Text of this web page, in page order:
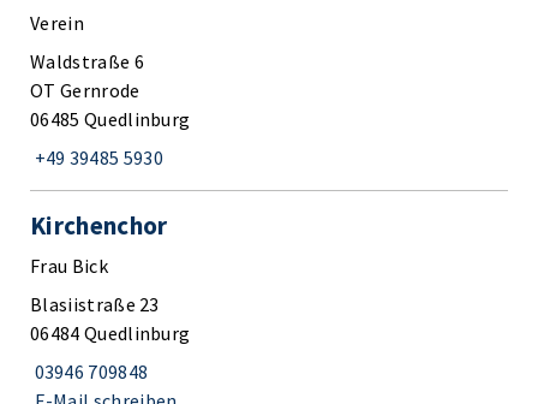
Verein
Waldstraße 6
OT Gernrode
06485 Quedlinburg
+49 39485 5930
Kirchenchor
Frau Bick
Blasiistraße 23
06484 Quedlinburg
03946 709848